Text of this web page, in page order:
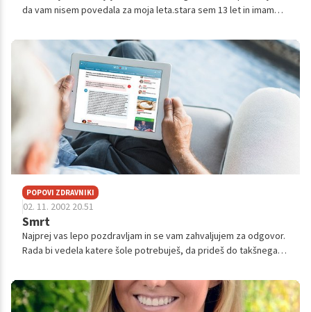
da vam nisem povedala za moja leta.stara sem 13 let in imam
morja je minilo...
POPOVI ZDRAVNIKI
02. 11. 2002 20.51
Smrt
Najprej vas lepo pozdravljam in se vam zahvaljujem za odgovor.
Rada bi vedela katere šole potrebuješ, da prideš do takšnega
bi še vpraša...